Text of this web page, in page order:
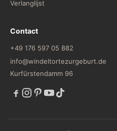
Verlanglijst
Contact
+49 176 597 05 882
info@windeltortezurgeburt.de
Kurfürstendamm 96